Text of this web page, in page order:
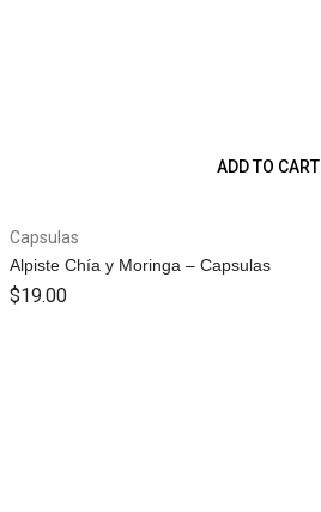
ADD TO CART
Capsulas
Alpiste Chía y Moringa – Capsulas
$19.00